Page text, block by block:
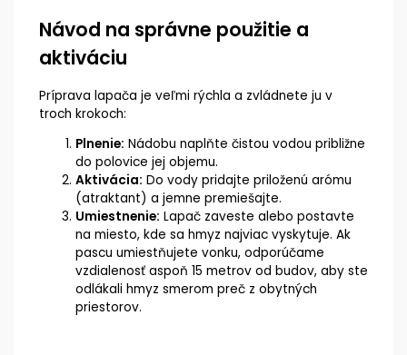
Návod na správne použitie a
aktiváciu
Príprava lapača je veľmi rýchla a zvládnete ju v
troch krokoch:
Plnenie: Nádobu naplňte čistou vodou približne
do polovice jej objemu.
Aktivácia: Do vody pridajte priloženú arómu
(atraktant) a jemne premiešajte.
Umiestnenie: Lapač zaveste alebo postavte
na miesto, kde sa hmyz najviac vyskytuje. Ak
pascu umiestňujete vonku, odporúčame
vzdialenosť aspoň 15 metrov od budov, aby ste
odlákali hmyz smerom preč z obytných
priestorov.